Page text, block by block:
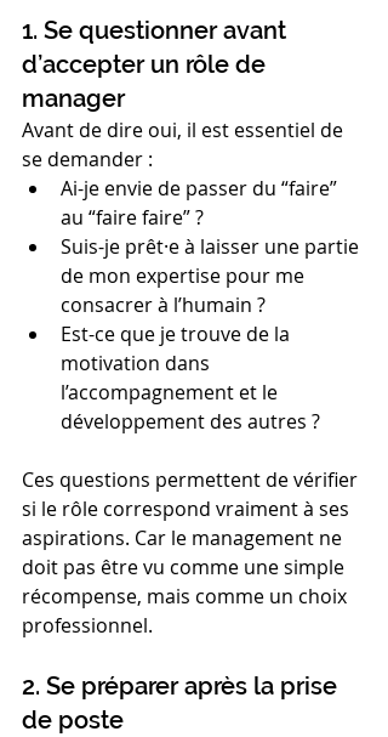
1. Se questionner avant
d’accepter un rôle de
manager
Avant de dire oui, il est essentiel de
se demander :
Ai-je envie de passer du “faire”
au “faire faire” ?
Suis-je prêt·e à laisser une partie
de mon expertise pour me
consacrer à l’humain ?
Est-ce que je trouve de la
motivation dans
l’accompagnement et le
développement des autres ?
Ces questions permettent de vérifier
si le rôle correspond vraiment à ses
aspirations. Car le management ne
doit pas être vu comme une simple
récompense, mais comme un choix
professionnel.
2. Se préparer après la prise
de poste